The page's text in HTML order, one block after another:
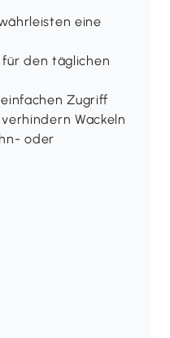
eine
den täglichen
Zugriff
Wackeln
oder